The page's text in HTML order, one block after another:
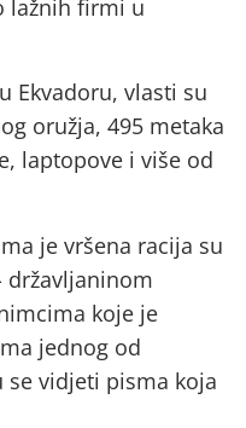
lažnih firmi u
Ekvadoru, vlasti su
oružja, 495 metaka
laptopove i više od
je vršena racija su
državljaninom
koje je
jednog od
vidjeti pisma koja